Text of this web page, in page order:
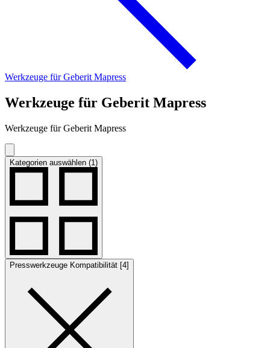
Werkzeuge für Geberit Mapress
Werkzeuge für Geberit Mapress
Werkzeuge für Geberit Mapress
Kategorien auswählen (1)
Presswerkzeuge Kompatibilität [4]